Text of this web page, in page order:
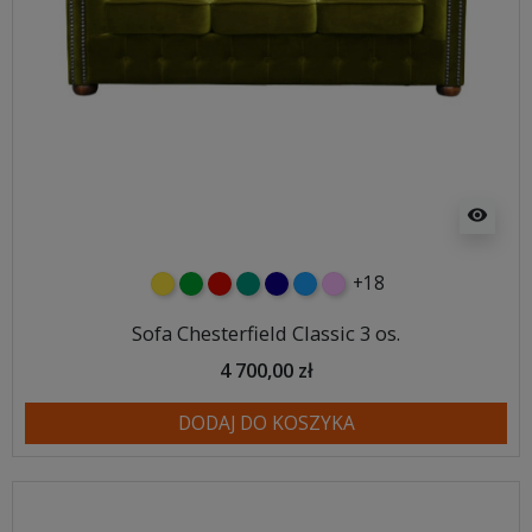
visibility
żółtyzielonyczerwony
turkusowy
granatowy
niebieski
różowy
+18
Sofa Chesterfield Classic 3 os.
4 700,00 zł
DODAJ DO KOSZYKA